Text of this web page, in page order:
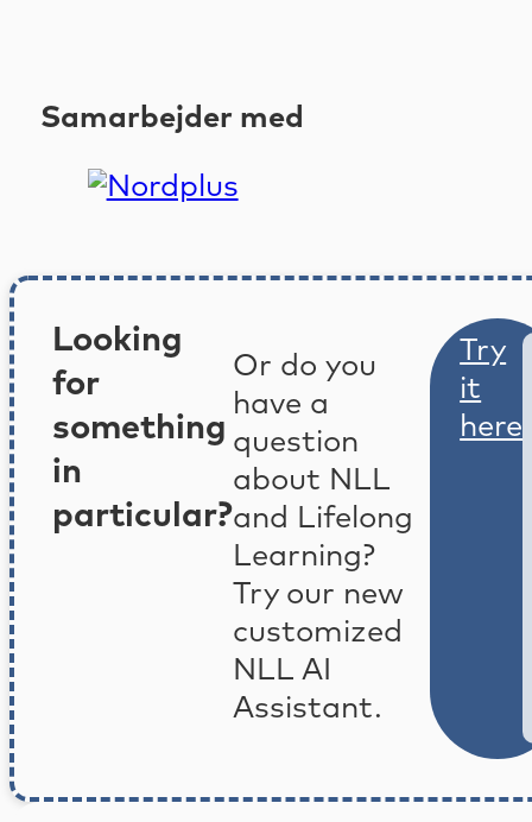
Samarbejder med
Looking
for
something
in
particular?
Or do you
have a
question
about NLL
and Lifelong
Learning?
Try our new
customized
NLL AI
Assistant.
Try
it
here